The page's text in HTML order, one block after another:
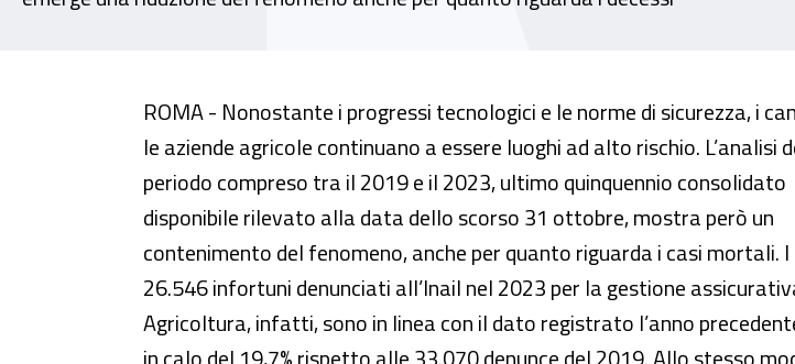
Infortuni in agricoltura, nel focus di Dati Inail numeri,
ROMA - Nonostante i progressi tecnologici e le norme di sicurezza, i
le aziende agricole continuano a essere luoghi ad alto rischio. L’analisi
periodo compreso tra il 2019 e il 2023, ultimo quinquennio consolidato
disponibile rilevato alla data dello scorso 31 ottobre, mostra però un
contenimento del fenomeno, anche per quanto riguarda i casi mortali. I
26.546 infortuni denunciati all’Inail nel 2023 per la gestione
Agricoltura, infatti, sono in linea con il dato registrato l’anno